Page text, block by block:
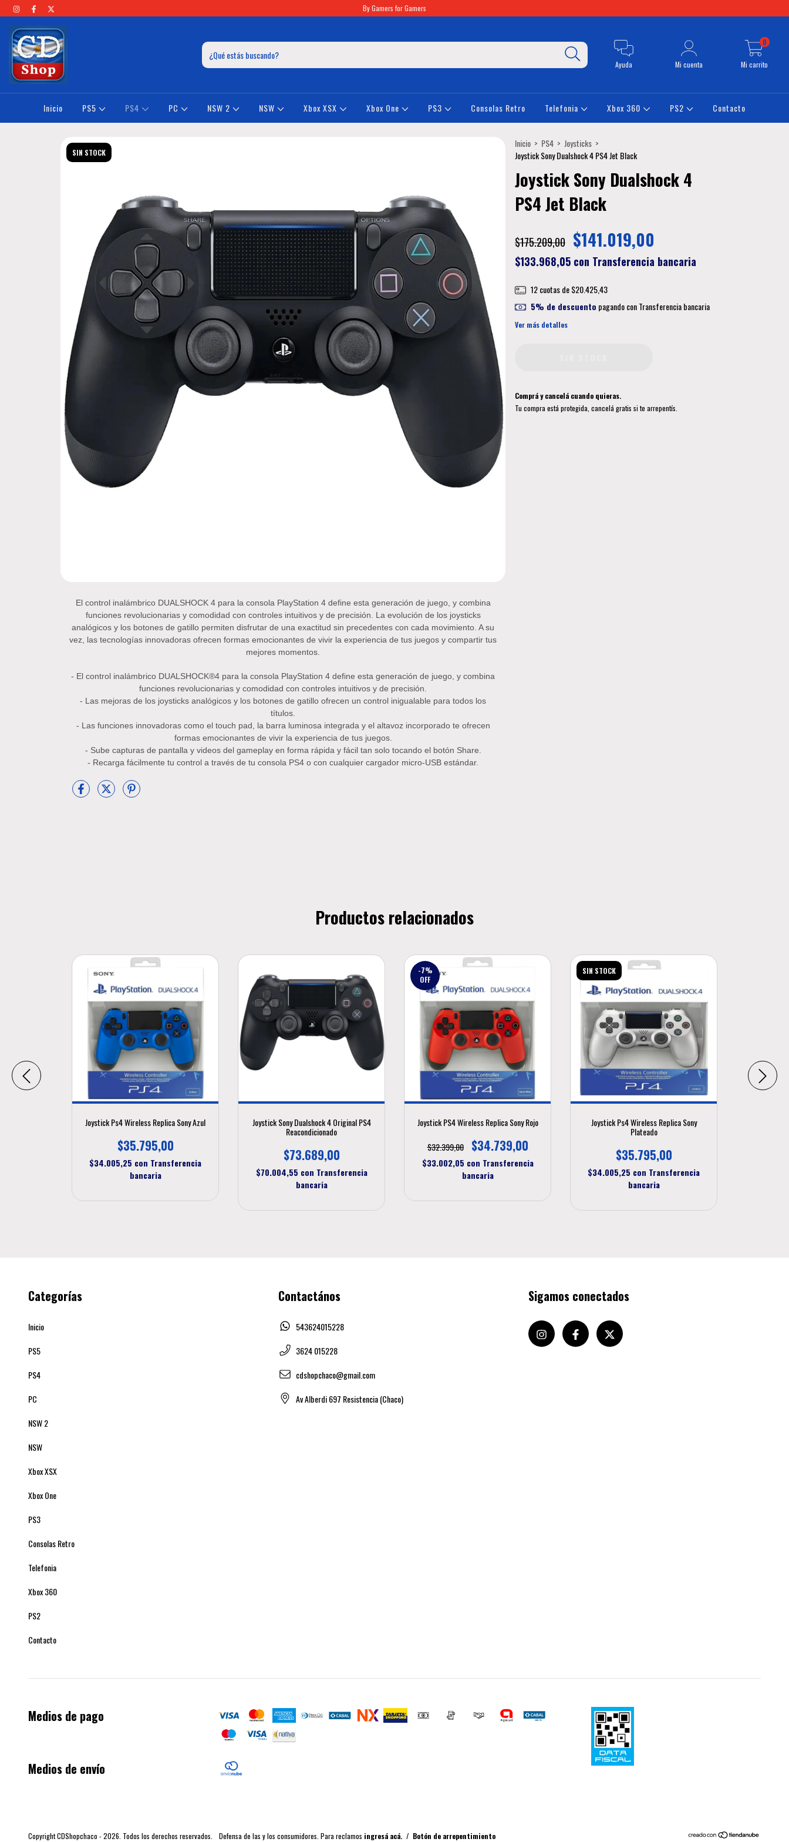
By Gamers for Gamers
Ayuda Mi cuenta Mi carrito
0
Inicio PS5 PS4 PC NSW 2 NSW Xbox XSX Xbox One PS3 Consolas Retro Telefonia Xbox 360 PS2 Contacto
SIN STOCK
El control inalámbrico DUALSHOCK 4 para la consola PlayStation 4 define esta generación de juego, y combina
funciones revolucionarias y comodidad con controles intuitivos y de precisión. La evolución de los joysticks
analógicos y los botones de gatillo permiten disfrutar de una exactitud sin precedentes con cada movimiento. A su
vez, las tecnologías innovadoras ofrecen formas emocionantes de vivir la experiencia de tus juegos y compartir tus
mejores momentos.
- El control inalámbrico DUALSHOCK®4 para la consola PlayStation 4 define esta generación de juego, y combina
funciones revolucionarias y comodidad con controles intuitivos y de precisión.
- Las mejoras de los joysticks analógicos y los botones de gatillo ofrecen un control inigualable para todos los
títulos.
- Las funciones innovadoras como el touch pad, la barra luminosa integrada y el altavoz incorporado te ofrecen
formas emocionantes de vivir la experiencia de tus juegos.
- Sube capturas de pantalla y videos del gameplay en forma rápida y fácil tan solo tocando el botón Share.
- Recarga fácilmente tu control a través de tu consola PS4 o con cualquier cargador micro-USB estándar.
Inicio > PS4 > Joysticks >
Joystick Sony Dualshock 4 PS4 Jet Black
Joystick Sony Dualshock 4
PS4 Jet Black
$175.209,00 $141.019,00
$133.968,05 con Transferencia bancaria
12 cuotas de$20.425,43
5% de descuento pagando con Transferencia bancaria
Ver más detalles
Comprá y cancelá cuando quieras.
Tu compra está protegida, cancelá gratis si te arrepentís.
Productos relacionados
Joystick Ps4 Wireless Replica Sony Azul
$35.795,00
$34.005,25 con Transferencia
bancaria
Joystick Sony Dualshock 4 Original PS4
Reacondicionado
$73.689,00
$70.004,55 con Transferencia
bancaria
-7%
OFF
Joystick PS4 Wireless Replica Sony Rojo
$32.399,00
$34.739,00
$33.002,05 con Transferencia
bancaria
SIN STOCK
Joystick Ps4 Wireless Replica Sony
Plateado
$35.795,00
$34.005,25 con Transferencia
bancaria
Categorías
Inicio
PS5
PS4
PC
NSW 2
NSW
Xbox XSX
Xbox One
PS3
Consolas Retro
Telefonia
Xbox 360
PS2
Contacto
Contactános
543624015228
3624 015228
cdshopchaco@gmail.com
Av Alberdi 697 Resistencia (Chaco)
Sigamos conectados
Medios de pago
Medios de envío
Copyright CDShopchaco - 2026. Todos los derechos reservados. Defensa de las y los consumidores. Para reclamos ingresá acá. / Botón de arrepentimiento